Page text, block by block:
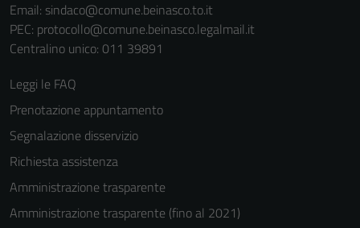
Email: sindaco@comune.beinasco.to.it
PEC: protocollo@comune.beinasco.legalmail.it
Centralino unico: 011 39891
Leggi le FAQ
Prenotazione appuntamento
Segnalazione disservizio
Richiesta assistenza
Amministrazione trasparente
Amministrazione trasparente (fino al 2021)
informazioni
personali.